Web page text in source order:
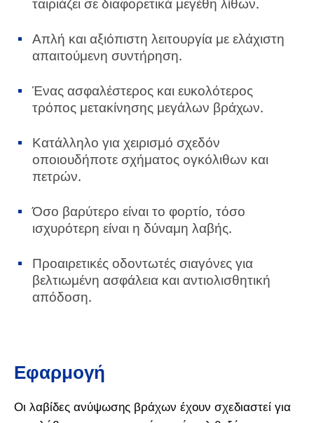
Απλή και αξιόπιστη λειτουργία με ελάχιστη
απαιτούμενη συντήρηση.
Ένας ασφαλέστερος και ευκολότερος
τρόπος μετακίνησης μεγάλων βράχων.
Κατάλληλο για χειρισμό σχεδόν
οποιουδήποτε σχήματος ογκόλιθων και
πετρών.
Όσο βαρύτερο είναι το φορτίο, τόσο
ισχυρότερη είναι η δύναμη λαβής.
Προαιρετικές οδοντωτές σιαγόνες για
βελτιωμένη ασφάλεια και αντιολισθητική
απόδοση.
Εφαρμογή
Οι λαβίδες ανύψωσης βράχων έχουν σχεδιαστεί για